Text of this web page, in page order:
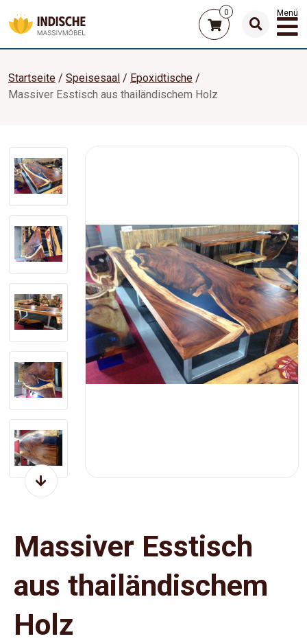
0 Menü
Startseite Speisesaal
Epoxidtische
Massiver Esstisch aus thailändischem Holz
Massiver Esstisch
aus thailändischem
Holz